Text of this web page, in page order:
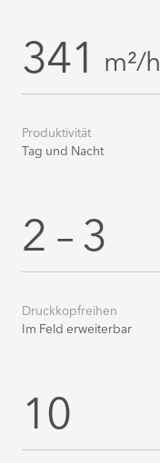
341 m²/h
Produktivität
Tag und Nacht
2 – 3
Druckkopfreihen
Im Feld erweiterbar
10